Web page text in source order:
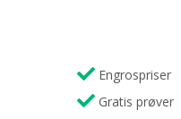
Engrospriser
Gratis prøver